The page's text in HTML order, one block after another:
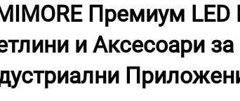
Премиум
и Аксесоари за